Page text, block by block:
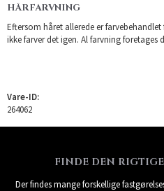
HÅRFARVNING
Eftersom håret allerede er
ikke farver det igen. Al farvning foretages
Vare-ID:
264062
FINDE DEN
Der findes mange forskellige